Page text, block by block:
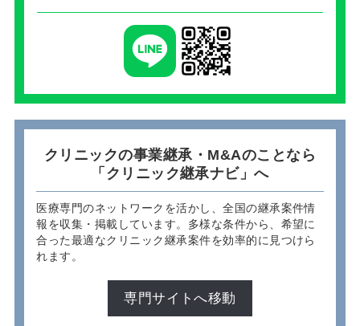
クリニックの事業継承・M&Aのことなら
「クリニック継承ナビ」へ
医療専門のネットワークを活かし、全国の継承案件情
報を収集・掲載しています。多様な条件から、希望に
合った最適なクリニック継承案件を効率的に見つけら
れます。
専門サイトへ移動